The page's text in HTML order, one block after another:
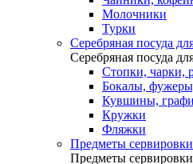
Молочники
Турки
Серебряная посуда
Серебряная посуда
Стопки, чарки,
Бокалы,
Кувшины,
Кружки
Фляжки
Предметы сервировки
Предметы сервировки